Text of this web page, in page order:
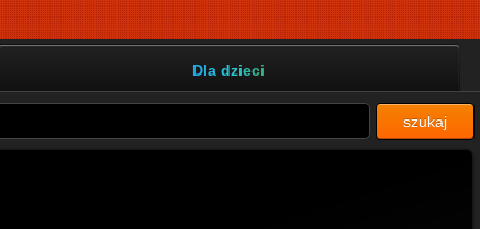
Dla dzieci
szukaj